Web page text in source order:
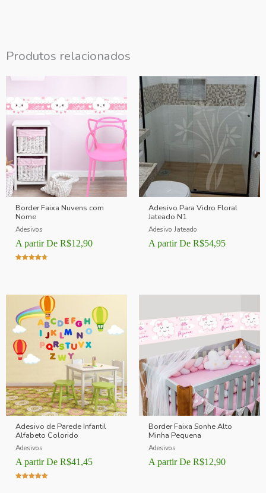
Produtos relacionados
Border Faixa Nuvens com
Nome
Adesivos
A partir De R$12,90
Adesivo Para Vidro Floral
Jateado N1
Adesivo Jateado
A partir De R$54,95
Adesivo de Parede Infantil
Alfabeto Colorido
Adesivos
A partir De R$41,45
Border Faixa Sonhe Alto
Minha Pequena
Adesivos
A partir De R$12,90